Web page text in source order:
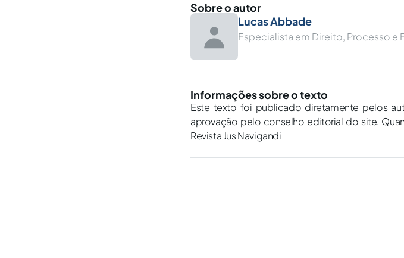
Sobre o autor
Lucas Abbade
Especialista em Direito, Processo e
Informações sobre o texto
Este texto foi publicado diretamente pelos
aprovação pelo conselho editorial do site.
Revista Jus Navigandi